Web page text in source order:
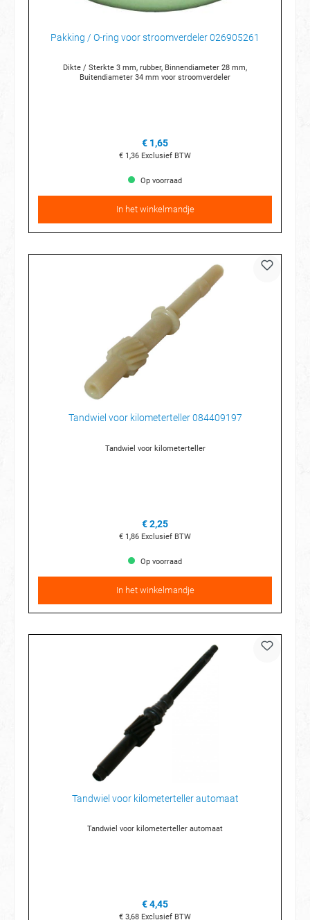
Pakking / O-ring voor stroomverdeler 026905261
Dikte / Sterkte 3 mm, rubber, Binnendiameter 28 mm,
Buitendiameter 34 mm voor stroomverdeler
€ 1,65
€ 1,36 Exclusief BTW
Op voorraad
In het winkelmandje
Tandwiel voor kilometerteller 084409197
Tandwiel voor kilometerteller
€ 2,25
€ 1,86 Exclusief BTW
Op voorraad
In het winkelmandje
Tandwiel voor kilometerteller automaat
Tandwiel voor kilometerteller automaat
€ 4,45
€ 3,68 Exclusief BTW